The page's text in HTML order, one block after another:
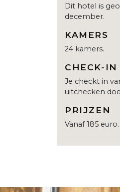
Dit hotel is
december.
KAMERS
24 kamers.
CHECK-IN
Je checkt in
uitchecken
PRIJZEN
Vanaf 185 euro.